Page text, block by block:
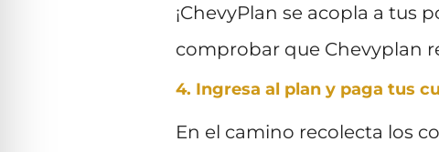
¡ChevyPlan se acopla a tus
comprobar que Chevyplan
4. Ingresa al plan y paga tus
En el camino recolecta los